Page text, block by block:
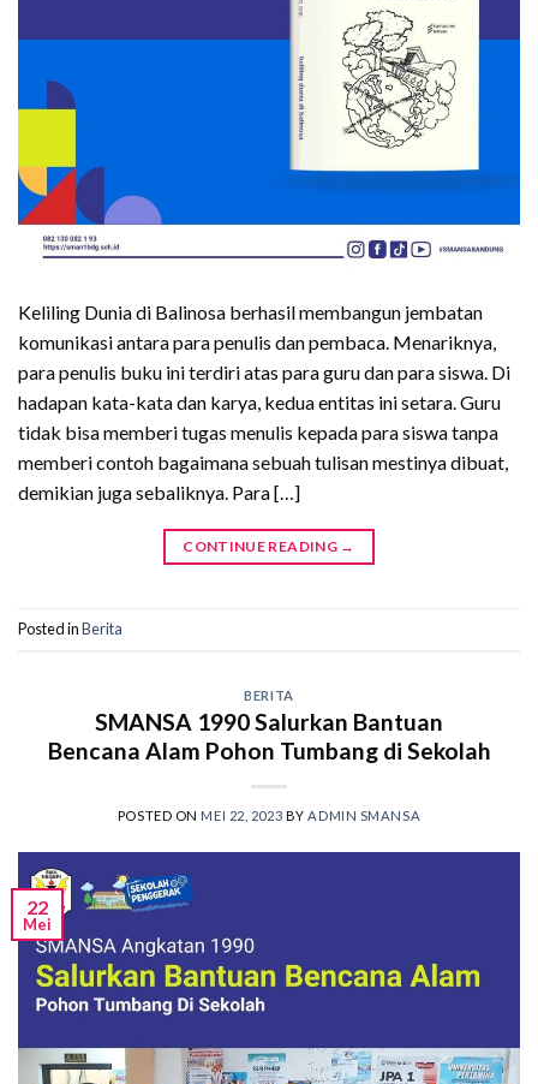
Keliling Dunia di Balinosa berhasil membangun jembatan
komunikasi antara para penulis dan pembaca. Menariknya,
para penulis buku ini terdiri atas para guru dan para siswa. Di
hadapan kata-kata dan karya, kedua entitas ini setara. Guru
tidak bisa memberi tugas menulis kepada para siswa tanpa
memberi contoh bagaimana sebuah tulisan mestinya dibuat,
demikian juga sebaliknya. Para […]
CONTINUE READING →
Posted inBerita
BERITA
SMANSA 1990 Salurkan Bantuan
Bencana Alam Pohon Tumbang di Sekolah
POSTED ON MEI 22, 2023 BYADMIN SMANSA
22
Mei